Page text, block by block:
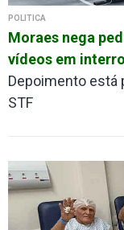
POLÍTICA
Moraes nega
vídeos em
Depoimento está
STF